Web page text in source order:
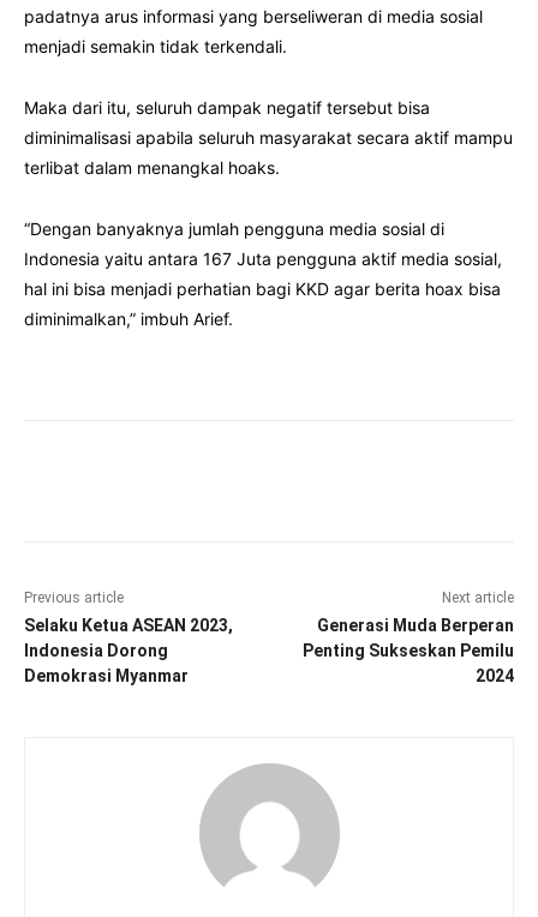
padatnya arus informasi yang berseliweran di media sosial
menjadi semakin tidak terkendali.
Maka dari itu, seluruh dampak negatif tersebut bisa
diminimalisasi apabila seluruh masyarakat secara aktif mampu
terlibat dalam menangkal hoaks.
“Dengan banyaknya jumlah pengguna media sosial di
Indonesia yaitu antara 167 Juta pengguna aktif media sosial,
hal ini bisa menjadi perhatian bagi KKD agar berita hoax bisa
diminimalkan,” imbuh Arief.
Previous article
Selaku Ketua ASEAN 2023,
Indonesia Dorong
Demokrasi Myanmar
Next article
Generasi Muda Berperan
Penting Sukseskan Pemilu
2024